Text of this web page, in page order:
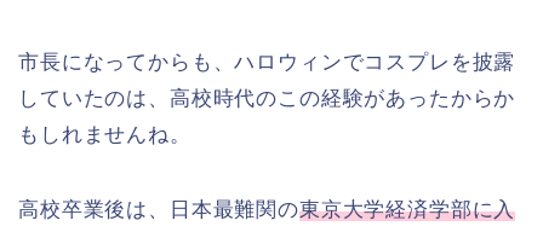
市長になってからも、ハロウィンでコスプレを披露
していたのは、高校時代のこの経験があったからか
もしれませんね。
高校卒業後は、日本最難関の東京大学経済学部に入